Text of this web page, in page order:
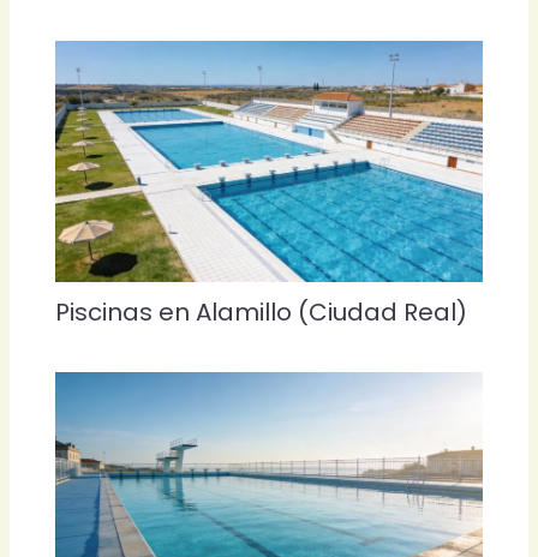
Piscinas en Alamillo (Ciudad Real)